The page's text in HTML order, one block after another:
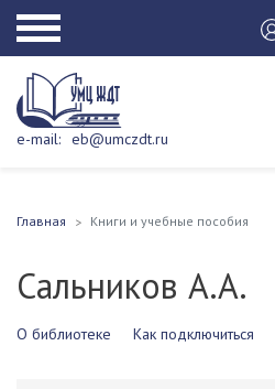
e-mail: eb@umczdt.ru
Главная Книги и учебные пособия
Сальников А.А.
О библиотеке Как подключиться